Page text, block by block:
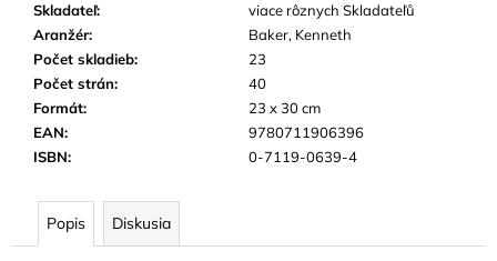
Skladateľ:
viace rôznych Skladateľů
Aranžér:
Baker, Kenneth
Počet skladieb:
23
Počet strán:
40
Formát:
23 x 30 cm
EAN:
9780711906396
ISBN: 0-7119-0639-4
Popis Diskusia